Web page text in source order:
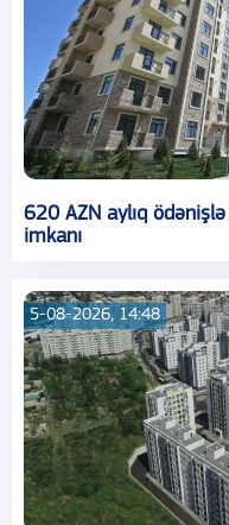
620 AZN aylıq
imkanı
5-08-2026, 14:48